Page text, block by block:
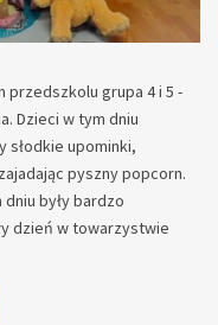
przedszkolu grupa 4 i 5 -
Dzieci w tym dniu
słodkie upominki,
pyszny popcorn.
dniu były bardzo
dzień w towarzystwie